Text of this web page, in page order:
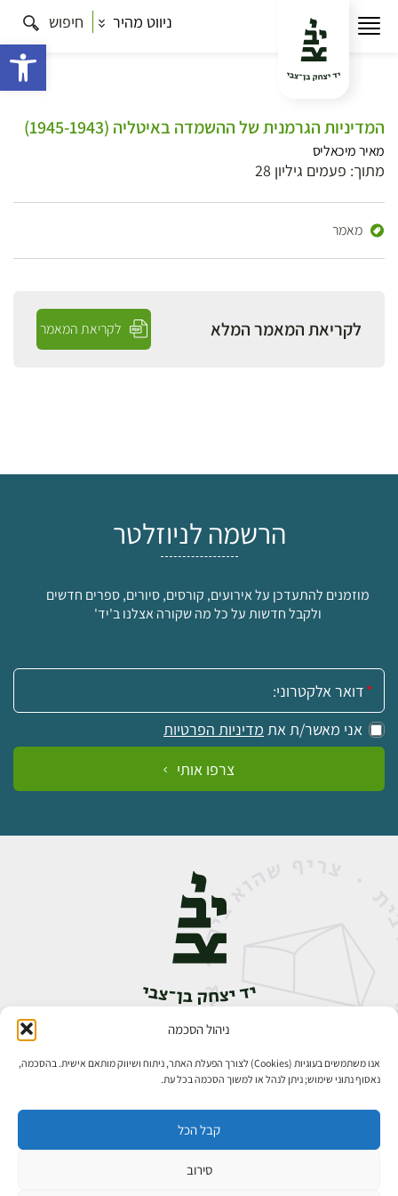
ניהול הסכמה
אנו משתמשים בעוגיות (Cookies) לצורך הפעלת האתר, ניתוח ושיווק מותאם אישית. בהסכמה,
נאסוף נתוני שימוש; ניתן לנהל או למשוך הסכמה בכל עת.
קבל הכל
סירוב
ניווט מהיר חיפוש
המדיניות הגרמנית של ההשמדה באיטליה (1945-1943)
מאיר מיכאליס
מתוך: פעמים גיליון 28
מאמר
לקריאת המאמר המלא לקריאת המאמר
הרשמה לניוזלטר
מוזמנים להתעדכן על אירועים, קורסים, סיורים, ספרים חדשים
ולקבל חדשות על כל מה שקורה אצלנו ב'יד'
אימייל:
אני מאשר/ת את מדיניות הפרטיות
צרפו אותי
אבן גבירול 14, רחביה, ירושלים